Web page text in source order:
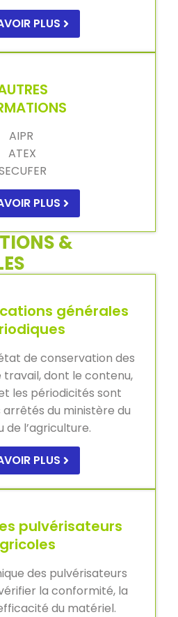
PLUS
AIPR
ATEX
PLUS
&
générales
de conservation des
dont le contenu,
les périodicités sont
du ministère du
de l’agriculture.
PLUS
pulvérisateurs
des pulvérisateurs
la conformité, la
du matériel.